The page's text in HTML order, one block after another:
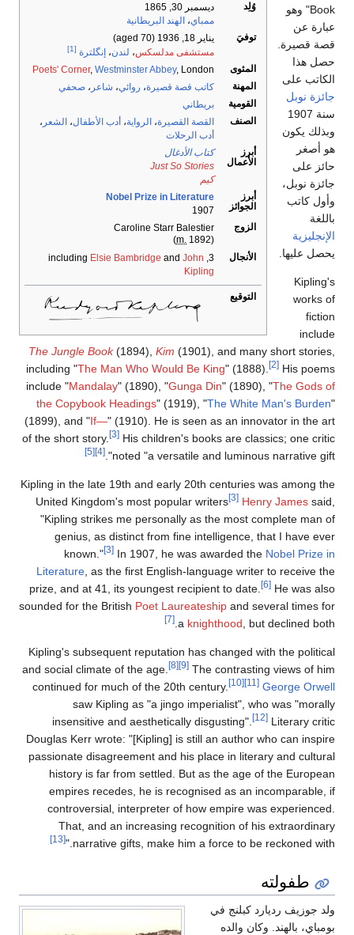
وُلِد
ديسمبر 30, 1865
ممباي، الهند البريطانية
توفيَ
يناير 18, 1936
(aged 70)
مستشفى مدلسكس، لندن، إنگلترة [1]
المثوى Poets' Corner, Westminster Abbey, London
المهنة
كاتب قصة قصيرة، روائي، شاعر ، صحفي
القومية
بريطاني
الصنف
القصة القصيرة، الرواية، أدب الأطفال، الشعر ،
أدب الرحلات
أبرز
الأعمال
كتاب الأدغال
Just So Stories
كيم
أبرز
الجوائز
Nobel Prize in Literature
1907
الزوج
Caroline Starr Balestier
(
m. 1892)
الأنجال
3, including
Elsie Bambridge and John
Kipling
التوقيع
Book" وهو
عبارة عن
قصة قصيرة.
حصل هذا
الكاتب على
جائزة نوبل
سنة 1907
وبذلك يكون
هو أصغر
حائز على
جائزة نوبل،
وأول كاتب
باللغة
الإنجليزية
يحصل عليها.
Kipling's
works of
fiction
include
The Jungle Book(1894), Kim (1901), and many short stories,
including "The Man Who Would Be King" (1888). [2] His poems
include "Mandalay" (1890), "Gunga Din" (1890), "The Gods of
the Copybook Headings" (1919), "The White Man's Burden"
(1899), and "If—" (1910). He is seen as an innovator in the art
of the short story.
[3] His children's books are classics; one critic
noted "a versatile and luminous narrative gift".
[4]
[5]
Kipling in the late 19th and early 20th centuries was among the
United Kingdom's most popular writers
[3] Henry James said,
"Kipling strikes me personally as the most complete man of
genius, as distinct from fine intelligence, that I have ever
known."
[3] In 1907, he was awarded the Nobel Prize in
Literature , as the first English-language writer to receive the
prize, and at 41, its youngest recipient to date.
[6] He was also
sounded for the British Poet Laureateship and several times for
a knighthood , but declined both.
[7]
Kipling's subsequent reputation has changed with the political
and social climate of the age.
[8] [9] The contrasting views of him
continued for much of the 20th century.
[10] [11] George Orwell
saw Kipling as "a jingo imperialist", who was "morally
insensitive and aesthetically disgusting".
[12] Literary critic
Douglas Kerr wrote: "[Kipling] is still an author who can inspire
passionate disagreement and his place in literary and cultural
history is far from settled. But as the age of the European
empires recedes, he is recognised as an incomparable, if
controversial, interpreter of how empire was experienced.
That, and an increasing recognition of his extraordinary
narrative gifts, make him a force to be reckoned with."
[13]
طفولته
ولد جوزيف رديارد كبلنج في
بومباي، بالهند. وكان والده